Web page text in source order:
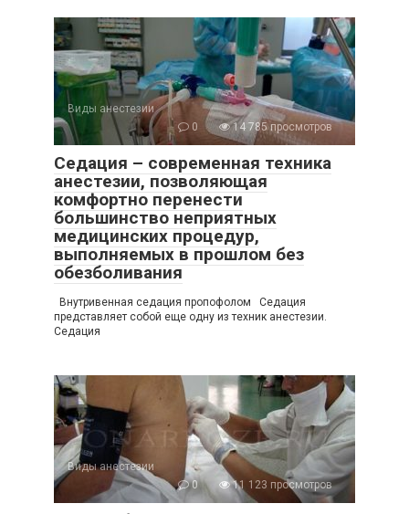
Виды анестезии
0
14 785 просмотров
Седация – современная техника
анестезии, позволяющая
комфортно перенести
большинство неприятных
медицинских процедур,
выполняемых в прошлом без
обезболивания
Внутривенная седация пропофолом Седация
представляет собой еще одну из техник анестезии.
Седация
Виды анестезии
0
11 123 просмотров